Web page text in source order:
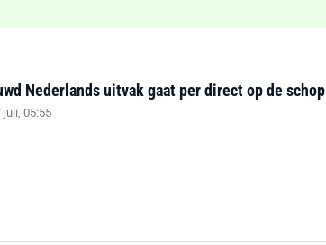
Nederlands uitvak gaat per direct op de schop
juli, 05:55